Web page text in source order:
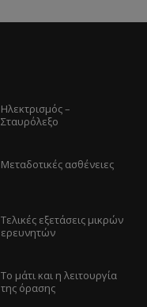
Ηλεκτρισμός –
Σταυρόλεξο
Μεταδοτικές ασθένειες
Τελικές εξετάσεις μικρών
ερευνητών
Το μάτι και η λειτουργία
της όρασης